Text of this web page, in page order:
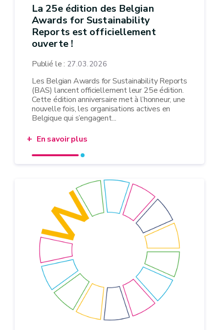
La 25e édition des Belgian
Awards for Sustainability
Reports est officiellement
ouverte !
Publié le : 27.03.2026
Les Belgian Awards for Sustainability Reports
(BAS) lancent officiellement leur 25e édition.
Cette édition anniversaire met à l’honneur, une
nouvelle fois, les organisations actives en
Belgique qui s’engagent...
En savoir plus